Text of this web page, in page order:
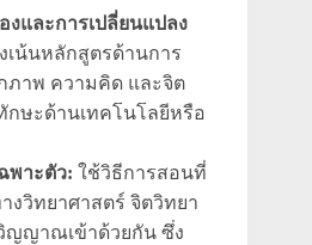
งและการเปลี่ยนแปลง
เน้นหลักสูตรด้านการ
ภาพ ความคิด และจิต
ษะด้านเทคโนโลยีหรือ
พาะตัว: ใช้วิธีการสอนที่
งวิทยาศาสตร์ จิตวิทยา
ญญาณเข้าด้วยกัน ซึ่ง